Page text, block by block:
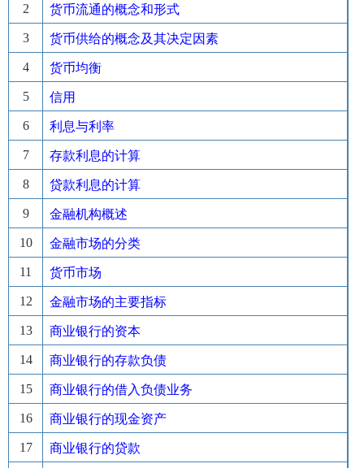
2 货币流通的概念和形式
3 货币供给的概念及其决定因素
4 货币均衡
5 信用
6 利息与利率
7 存款利息的计算
8 贷款利息的计算
9 金融机构概述
10 金融市场的分类
11 货币市场
12 金融市场的主要指标
13 商业银行的资本
14 商业银行的存款负债
15 商业银行的借入负债业务
16 商业银行的现金资产
17 商业银行的贷款